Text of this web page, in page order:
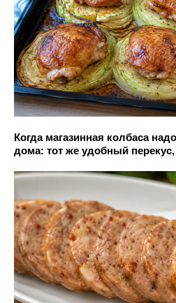
Когда магазинная колбаса
дома: тот же удобный